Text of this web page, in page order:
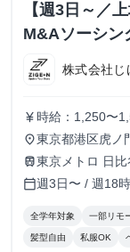
【週3日～／
M&Aソーシン
株式会社じ
currency_yen 時給：1,250〜
place東京都港区虎ノ
の出社も可。（
train東京メトロ 日比
分
calendar_today週3日〜 / 週18
全学年対象 一部リモ
髪型自由 私服OK